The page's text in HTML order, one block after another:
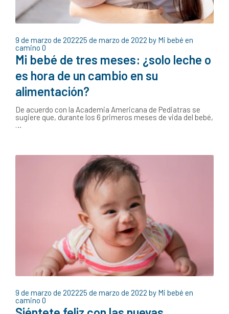
9 de marzo de 202225 de marzo de 2022 by Mi bebé en
camino 0
Mi bebé de tres meses: ¿solo leche o
es hora de un cambio en su
alimentación?
De acuerdo con la Academia Americana de Pediatras se
sugiere que, durante los 6 primeros meses de vida del bebé,
…
9 de marzo de 202225 de marzo de 2022 by Mi bebé en
camino 0